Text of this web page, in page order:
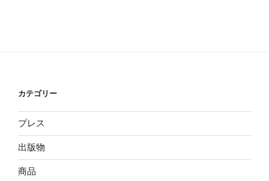
カテゴリー
プレス
出版物
商品